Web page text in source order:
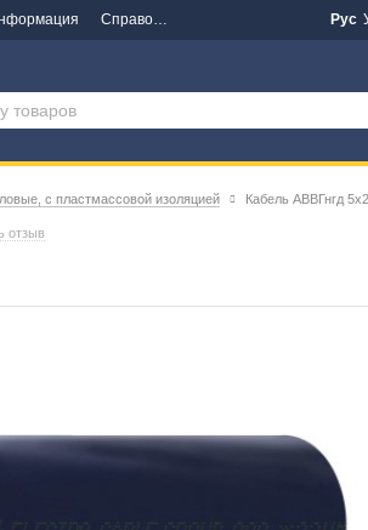
Справочная информация Новости
Рус
с пластмассовой изоляцией Кабель АВВГнгд
отзыв